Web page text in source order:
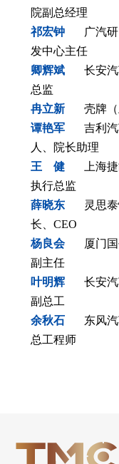
院副总经理
祁宏钟
广汽
发中心主任
卿辉斌
长安
总监
冉立新
壳牌
谭艳军
吉利
人、院长助理
王 健
上海
执行总监
薛晓东
灵思
长、CEO
杨良会
厦门
副主任
叶明辉
长安
副总工
余秋石
东风
总工程师